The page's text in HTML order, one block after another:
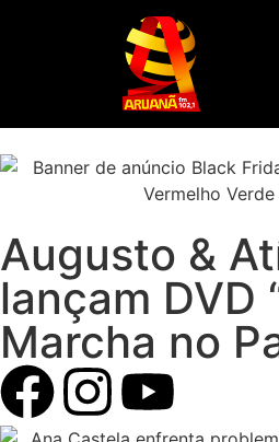
Augusto &
lançam DVD
Marcha no